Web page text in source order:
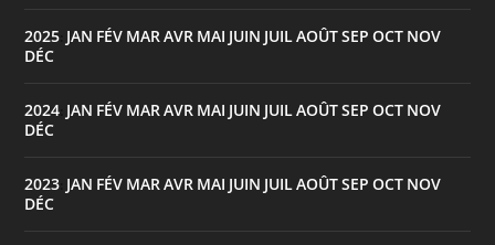
2025 JAN FÉV MARAVR MAI JUIN JUILAOÛTSEP OCT NOV
DÉC
2024 JAN FÉV MARAVR MAI JUIN JUILAOÛTSEP OCT NOV
DÉC
2023 JAN FÉV MARAVR MAI JUIN JUILAOÛTSEP OCT NOV
DÉC